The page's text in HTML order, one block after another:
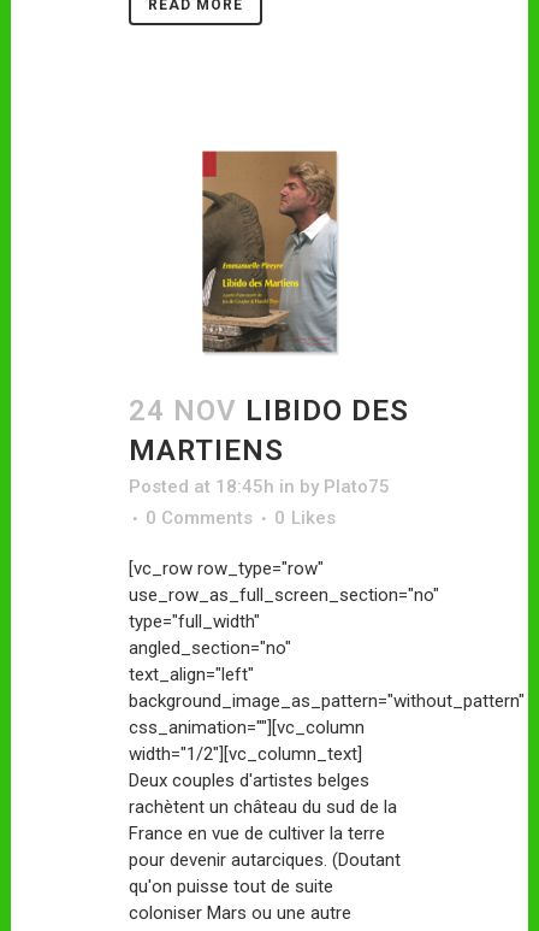
READ MORE
24 NOV LIBIDO DES
MARTIENS
Posted at 18:45h in by Plato75
0 Comments
0 Likes
[vc_row row_type="row"
use_row_as_full_screen_section="no"
type="full_width"
angled_section="no"
text_align="left"
background_image_as_pattern="without_pattern"
css_animation=""][vc_column
width="1/2"][vc_column_text]
Deux couples d'artistes belges
rachètent un château du sud de la
France en vue de cultiver la terre
pour devenir autarciques. (Doutant
qu'on puisse tout de suite
coloniser Mars ou une autre